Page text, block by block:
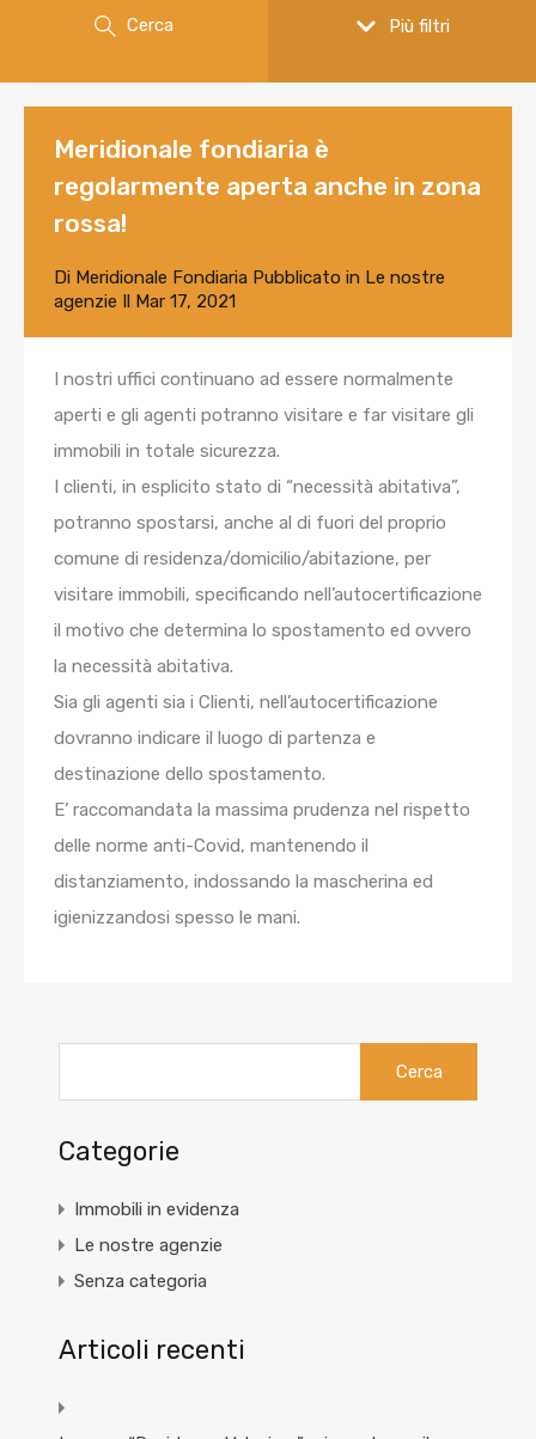
Più filtri
Cerca
Meridionale fondiaria è
regolarmente aperta anche in zona
rossa!
Di Meridionale Fondiaria Pubblicato in Le nostre
agenzie Il Mar 17, 2021
I nostri uffici continuano ad essere normalmente
aperti e gli agenti potranno visitare e far visitare gli
immobili in totale sicurezza.
I clienti, in esplicito stato di “necessità abitativa”,
potranno spostarsi, anche al di fuori del proprio
comune di residenza/domicilio/abitazione, per
visitare immobili, specificando nell’autocertificazione
il motivo che determina lo spostamento ed ovvero
la necessità abitativa.
Sia gli agenti sia i Clienti, nell’autocertificazione
dovranno indicare il luogo di partenza e
destinazione dello spostamento.
E’ raccomandata la massima prudenza nel rispetto
delle norme anti-Covid, mantenendo il
distanziamento, indossando la mascherina ed
igienizzandosi spesso le mani.
Categorie
Immobili in evidenza
Le nostre agenzie
Senza categoria
Articoli recenti